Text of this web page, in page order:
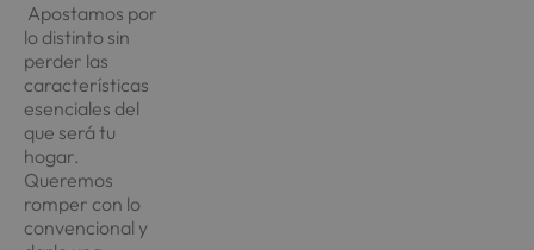
Apostamos por
lo distinto sin
perder las
características
esenciales del
que será tu
hogar.
Queremos
romper con lo
convencional y